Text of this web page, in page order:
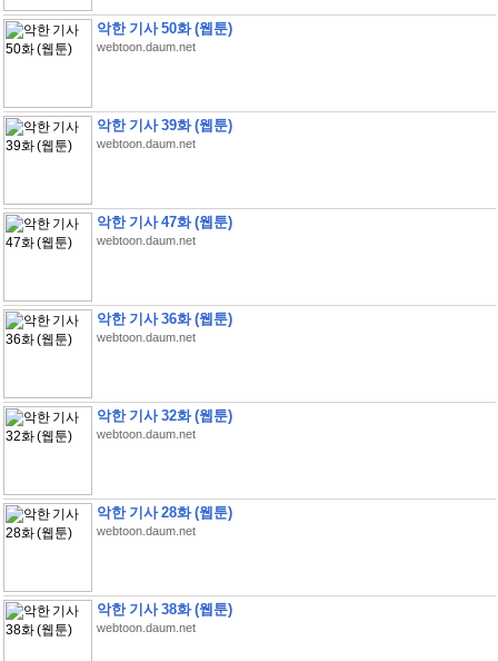
악한 기사 50화 (웹툰)
webtoon.daum.net
악한 기사 39화 (웹툰)
webtoon.daum.net
악한 기사 47화 (웹툰)
webtoon.daum.net
악한 기사 36화 (웹툰)
webtoon.daum.net
악한 기사 32화 (웹툰)
webtoon.daum.net
악한 기사 28화 (웹툰)
webtoon.daum.net
악한 기사 38화 (웹툰)
webtoon.daum.net